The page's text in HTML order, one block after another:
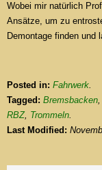
Wobei mir natürlich
Ansätze, um zu
Demontage finden und
Posted in: Fahrwerk.
Tagged: Bremsbacken,
RBZ, Trommeln.
Last Modified: